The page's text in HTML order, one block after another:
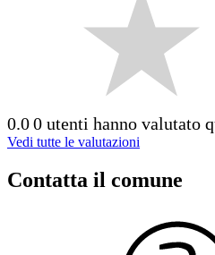
0.00 utenti hanno valutato
Vedi tutte le valutazioni
Contatta il comune